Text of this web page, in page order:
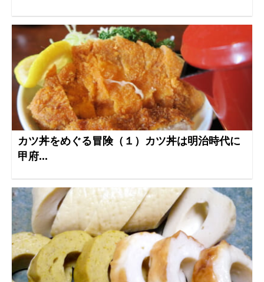
カツ丼をめぐる冒険（１）カツ丼は明治時代に
甲府...